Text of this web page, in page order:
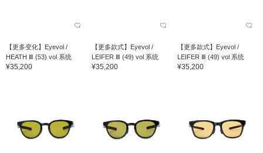
【更多变化】Eyevol /
HEATH Ⅲ (53) vol 系统
¥35,200
【更多款式】Eyevol /
LEIFER Ⅲ (49) vol 系统
¥35,200
【更多款式】Eyevol /
LEIFER Ⅲ (49) vol 系统
¥35,200